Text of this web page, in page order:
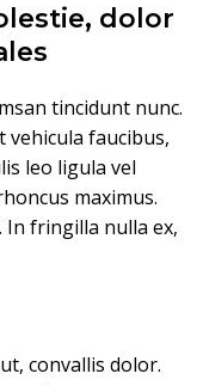
dolor
tincidunt nunc.
faucibus,
leo ligula vel
maximus.
In fringilla nulla ex,
convallis dolor.